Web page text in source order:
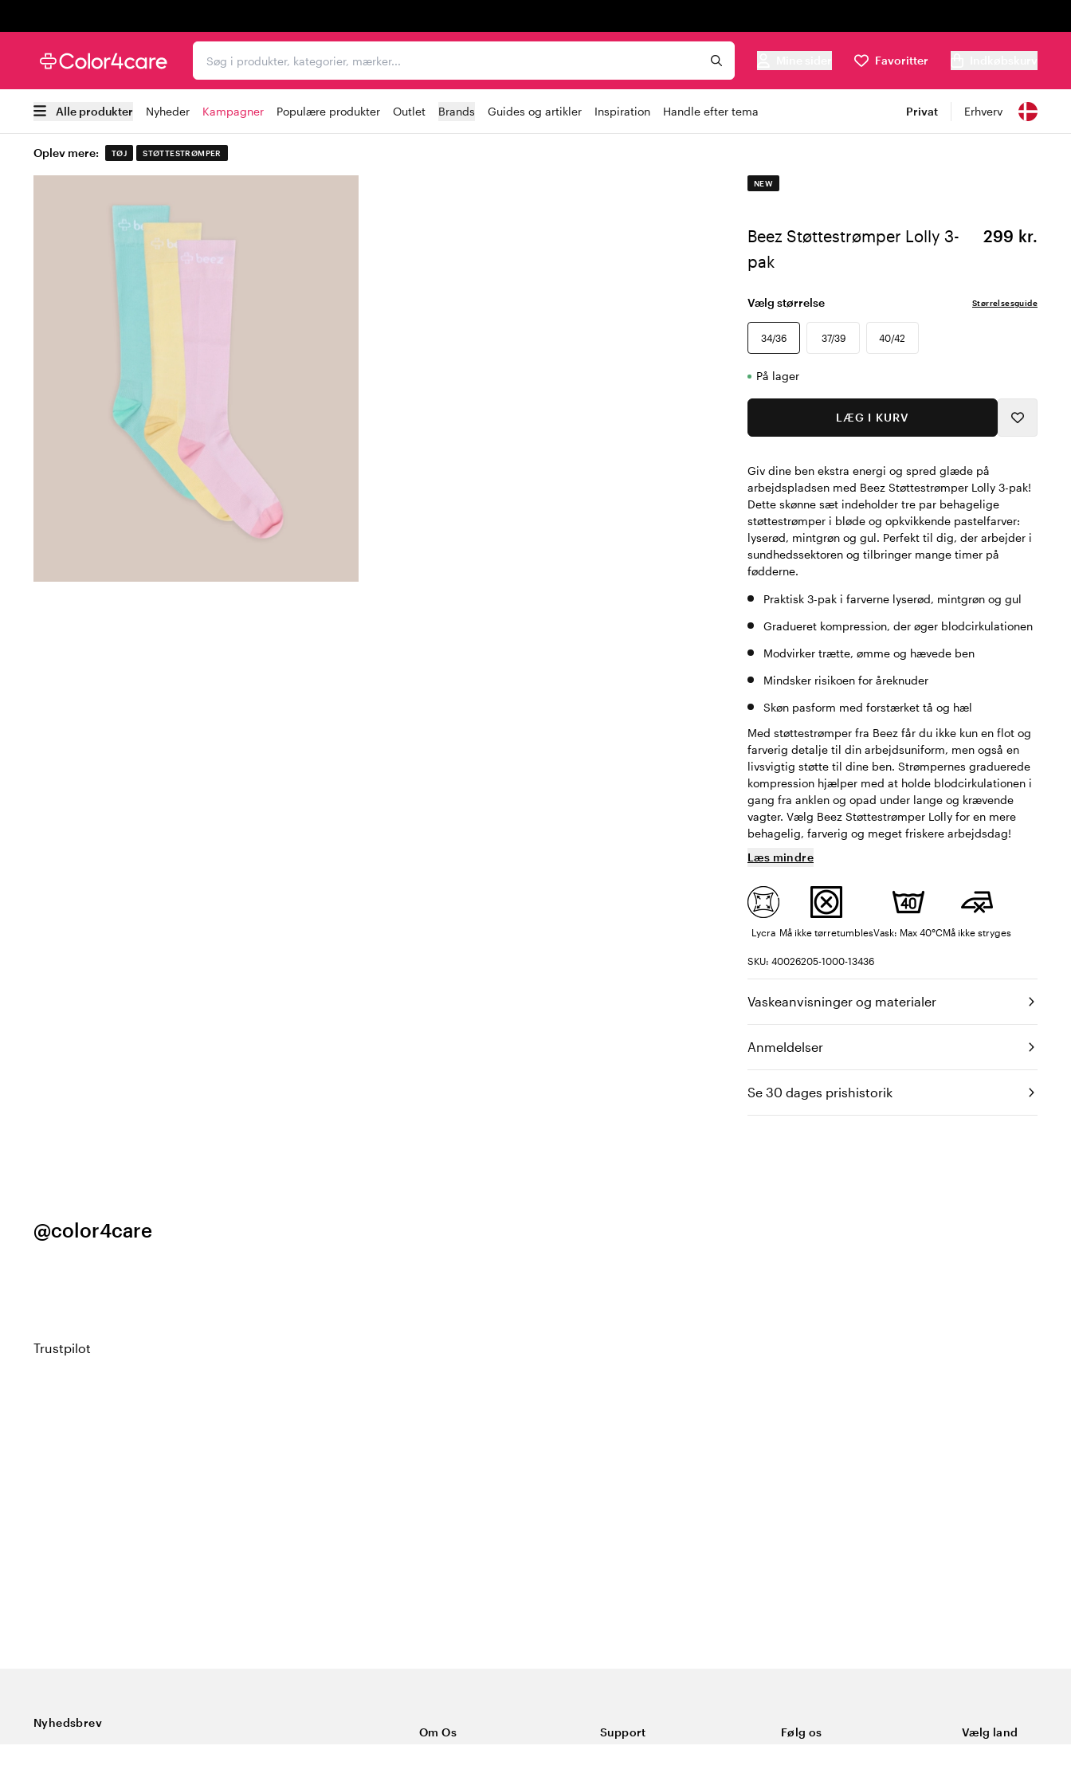
Søg i produkter, kategorier, mærker...
Favoritter
Alle produkter Nyheder Kampagner Populære produkter Outlet Brands Guides og artikler Inspiration Handle efter tema Privat Erhverv
Oplev mere: TØJ STØTTESTRØMPER
NEW
Beez Støttestrømper Lolly 3-
pak
299 kr.
Vælg størrelse Størrelsesguide
34/36 37/39 40/42
På lager
LÆG I KURV
Giv dine ben ekstra energi og spred glæde på
arbejdspladsen med Beez Støttestrømper Lolly 3-pak!
Dette skønne sæt indeholder tre par behagelige
støttestrømper i bløde og opkvikkende pastelfarver:
lyserød, mintgrøn og gul. Perfekt til dig, der arbejder i
sundhedssektoren og tilbringer mange timer på
fødderne.
Praktisk 3-pak i farverne lyserød, mintgrøn og gul
Gradueret kompression, der øger blodcirkulationen
Modvirker trætte, ømme og hævede ben
Mindsker risikoen for åreknuder
Skøn pasform med forstærket tå og hæl
Med støttestrømper fra Beez får du ikke kun en flot og
farverig detalje til din arbejdsuniform, men også en
livsvigtig støtte til dine ben. Strømpernes graduerede
kompression hjælper med at holde blodcirkulationen i
gang fra anklen og opad under lange og krævende
vagter. Vælg Beez Støttestrømper Lolly for en mere
behagelig, farverig og meget friskere arbejdsdag!
Læs mindre
Lycra Må ikke tørretumblesVask: Max 40°CMå ikke stryges
SKU: 40026205-1000-13436
Vaskeanvisninger og materialer
Anmeldelser
Se 30 dages prishistorik
@color4care
Trustpilot
Nyhedsbrev
Om Os Support Følg os Vælg land